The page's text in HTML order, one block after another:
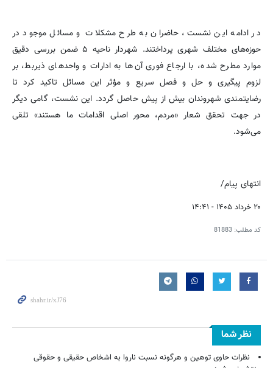
در ادامه این نشست، حاضران به طرح مشکلات و مسائل موجود در
حوزه‌های مختلف شهری پرداختند. شهردار ناحیه ۵ ضمن بررسی دقیق
موارد مطرح شده، با ارجاع فوری آن‌ها به ادارات و واحدهای ذیربط، بر
لزوم پیگیری و حل و فصل سریع و مؤثر این مسائل تاکید کرد تا
رضایتمندی شهروندان بیش از پیش حاصل گردد. این نشست، گامی دیگر
در جهت تحقق شعار «مردم، محور اصلی اقدامات ما هستند» تلقی
می‌شود.
انتهای پیام/
۲۰ خرداد ۱۴۰۵ - ۱۴:۴۱
کد مطلب: 81883
نظر شما
نظرات حاوی توهین و هرگونه نسبت ناروا به اشخاص حقیقی و حقوقی